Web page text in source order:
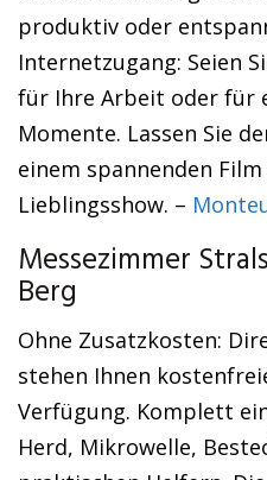
produktiv oder
Internetzugang: Seien
für Ihre Arbeit oder für
Momente. Lassen Sie
einem spannenden
Lieblingsshow. –
Messezimmer
Berg
Ohne Zusatzkosten:
stehen Ihnen
Verfügung. Komplett
Herd, Mikrowelle,